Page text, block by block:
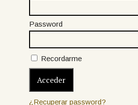
Password
Recordarme
¿Recuperar password?